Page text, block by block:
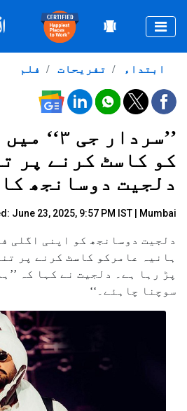
فلم تفریحات ابتداء
’’سردار
کو کاسٹ کرنے پر
دلجیت دوسانجھ
June 23, 2025, 9:57 PM IST | Mumbai
ہانیہ عامرکو کاسٹ کرنے پر
پڑ رہا ہے۔ دلجیت نے کہا کہ
سوچنا چاہئے۔‘‘